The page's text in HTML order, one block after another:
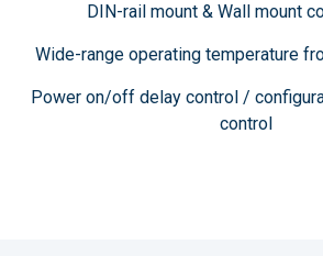
DIN-rail mount & Wall mount
Wide-range operating temperature
Power on/off delay control /
control